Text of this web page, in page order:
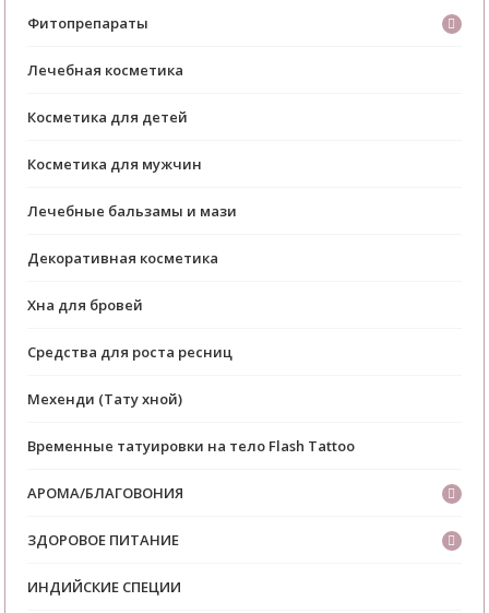
Фитопрепараты
Лечебная косметика
Косметика для детей
Косметика для мужчин
Лечебные бальзамы и мази
Декоративная косметика
Хна для бровей
Средства для роста ресниц
Мехенди (Тату хной)
Временные татуировки на тело Flash Tattoo
АРОМА/БЛАГОВОНИЯ
ЗДОРОВОЕ ПИТАНИЕ
ИНДИЙСКИЕ СПЕЦИИ